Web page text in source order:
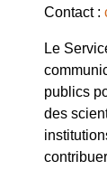
Contact :
Le
publics
des